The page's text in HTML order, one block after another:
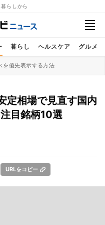
らしから
暮らし ヘルスケア グルメ
を優先表示する方法
定相場で見直す国内
目銘柄10選
URLをコピー